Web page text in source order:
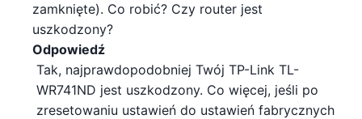
zamknięte). Co robić? Czy router jest
uszkodzony?
Odpowiedź
Tak, najprawdopodobniej Twój TP-Link TL-
WR741ND jest uszkodzony. Co więcej, jeśli po
zresetowaniu ustawień do ustawień fabrycznych